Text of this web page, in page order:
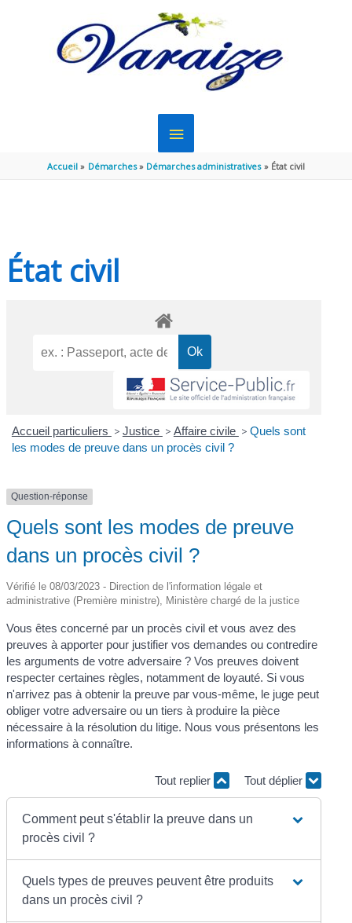
MENU
PRINCIPAL
Accueil Démarches Démarches administratives État civil
État civil
Accueil particuliers > Justice > Affaire civile > Quels sont
les modes de preuve dans un procès civil ?
Question-réponse
Quels sont les modes de preuve
dans un procès civil ?
Vérifié le 08/03/2023 - Direction de l'information légale et
administrative (Première ministre), Ministère chargé de la justice
Vous êtes concerné par un procès civil et vous avez des
preuves à apporter pour justifier vos demandes ou contredire
les arguments de votre adversaire ? Vos preuves doivent
respecter certaines règles, notamment de loyauté. Si vous
n'arrivez pas à obtenir la preuve par vous-même, le juge peut
obliger votre adversaire ou un tiers à produire la pièce
nécessaire à la résolution du litige. Nous vous présentons les
informations à connaître.
Tout replier Tout déplier
Comment peut s'établir la preuve dans un
procès civil ?
Quels types de preuves peuvent être produits
dans un procès civil ?